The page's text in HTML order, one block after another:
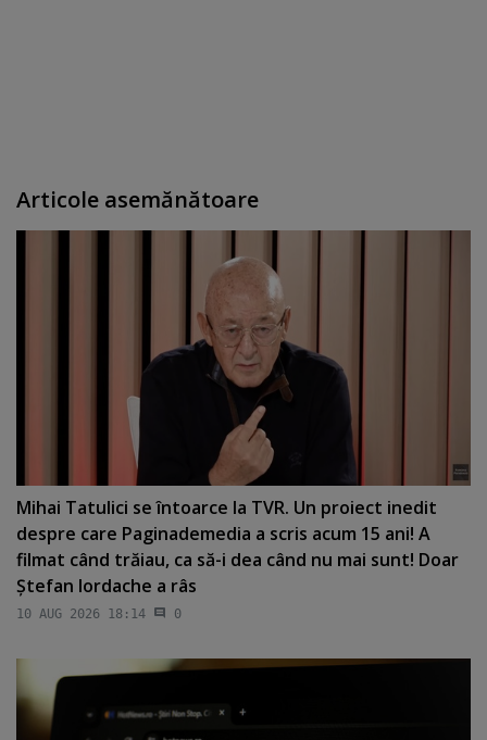
Articole asemănătoare
Mihai Tatulici se întoarce la TVR. Un proiect inedit
despre care Paginademedia a scris acum 15 ani! A
filmat când trăiau, ca să-i dea când nu mai sunt! Doar
Ştefan Iordache a râs
10 AUG 2026 18:14 0